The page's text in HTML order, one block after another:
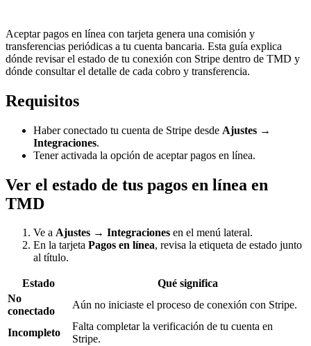
Aceptar pagos en línea con tarjeta genera una comisión y
transferencias periódicas a tu cuenta bancaria. Esta guía explica
dónde revisar el estado de tu conexión con Stripe dentro de TMD y
dónde consultar el detalle de cada cobro y transferencia.
Requisitos
Haber conectado tu cuenta de Stripe desde Ajustes →
Integraciones.
Tener activada la opción de aceptar pagos en línea.
Ver el estado de tus pagos en línea en
TMD
Ve a Ajustes → Integraciones en el menú lateral.
En la tarjeta Pagos en línea, revisa la etiqueta de estado junto
al título.
Estado
Qué significa
No
conectado
Aún no iniciaste el proceso de conexión con Stripe.
Incompleto
Falta completar la verificación de tu cuenta en
Stripe.